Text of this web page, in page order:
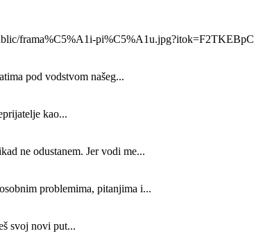
frama%C5%A1i-pi%C5%A1u.jpg?itok=F2TKEBpC
pod vodstvom našeg...
kao...
ne odustanem. Jer vodi me...
problemima, pitanjima i...
svoj novi put...